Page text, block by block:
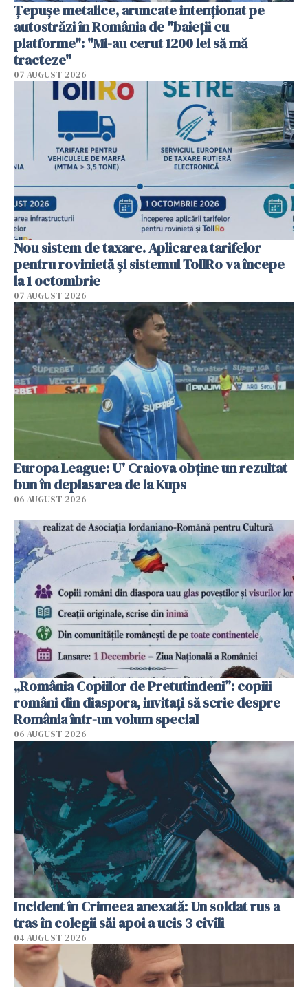
Țepușe metalice, aruncate intenționat pe
autostrăzi în România de "baieții cu
platforme": "Mi-au cerut 1200 lei să mă
tracteze"
07 AUGUST 2026
Nou sistem de taxare. Aplicarea tarifelor
pentru rovinietă şi sistemul TollRo va începe
la 1 octombrie
07 AUGUST 2026
Europa League: U' Craiova obține un rezultat
bun în deplasarea de la Kups
06 AUGUST 2026
„România Copiilor de Pretutindeni”: copiii
români din diaspora, invitați să scrie despre
România într-un volum special
06 AUGUST 2026
Incident în Crimeea anexată: Un soldat rus a
tras în colegii săi apoi a ucis 3 civili
04 AUGUST 2026